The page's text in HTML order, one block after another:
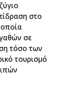
στο
σε
τόσο των
τουρισμό